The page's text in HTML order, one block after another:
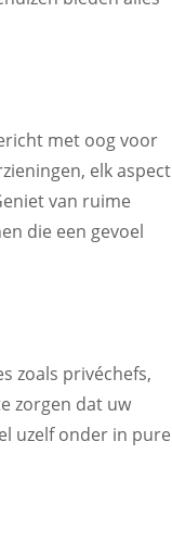
met oog voor
elk aspect
van ruime
die een gevoel
zoals privéchefs,
zorgen dat uw
uzelf onder in pure